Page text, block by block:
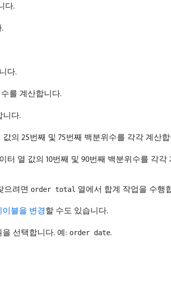
다.
다.
를 계산합니다.
니다.
의 25번째 및 75번째 백분위수를 각각 계산
터 열 값의 10번째 및 90번째 백분위수를 각각
으려면 order total 열에서 합계 작업을 수행
블을 변경할 수도 있습니다.
선택합니다. 예: order date.